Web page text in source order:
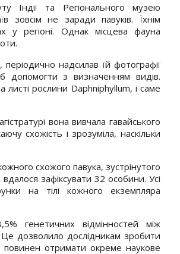
Індії та Регіонального музею
зовсім не заради павуків. Їхнім
у регіоні. Однак місцева фауна
періодично надсилав їй фотографії
допомогти з визначенням видів.
листі рослини Daphniphyllum, і саме
вона вивчала гавайського
схожість і зрозуміла, наскільки
схожого павука, зустрінутого
зафіксувати 32 особини. Усі
на тілі кожного екземпляра
генетичних відмінностей між
дозволило дослідникам зробити
отримати окреме наукове